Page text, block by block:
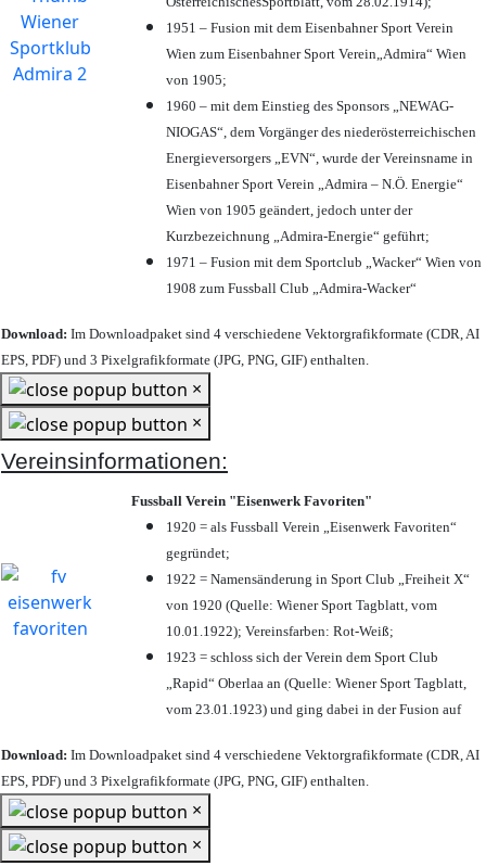
1951 – Fusion mit dem Eisenbahner Sport Verein
Wien zum Eisenbahner Sport Verein„Admira“ Wien
von 1905;
1960 – mit dem Einstieg des Sponsors „NEWAG-
NIOGAS“, dem Vorgänger des niederösterreichischen
Energieversorgers „EVN“, wurde der Vereinsname in
Eisenbahner Sport Verein „Admira – N.Ö. Energie“
Wien von 1905 geändert, jedoch unter der
Kurzbezeichnung „Admira-Energie“ geführt;
1971 – Fusion mit dem Sportclub „Wacker“ Wien von
1908 zum Fussball Club „Admira-Wacker“
Download: Im Downloadpaket sind 4 verschiedene Vektorgrafikformate (CDR, AI
EPS, PDF) und 3 Pixelgrafikformate (JPG, PNG, GIF) enthalten.
×
×
Vereinsinformationen:
Fussball Verein "Eisenwerk Favoriten"
1920 = als Fussball Verein „Eisenwerk Favoriten“
gegründet;
1922 = Namensänderung in Sport Club „Freiheit X“
von 1920 (Quelle: Wiener Sport Tagblatt, vom
10.01.1922); Vereinsfarben: Rot-Weiß;
1923 = schloss sich der Verein dem Sport Club
„Rapid“ Oberlaa an (Quelle: Wiener Sport Tagblatt,
vom 23.01.1923) und ging dabei in der Fusion auf
Download: Im Downloadpaket sind 4 verschiedene Vektorgrafikformate (CDR, AI
EPS, PDF) und 3 Pixelgrafikformate (JPG, PNG, GIF) enthalten.
×
×